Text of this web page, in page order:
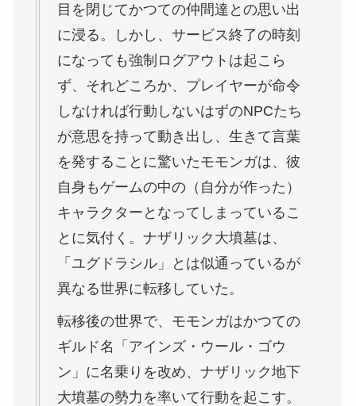
目を閉じてかつての仲間達との思い出
に浸る。しかし、サービス終了の時刻
になっても強制ログアウトは起こら
ず、それどころか、プレイヤーが命令
しなければ行動しないはずのNPCたち
が意思を持って動き出し、生きて言葉
を発することに驚いたモモンガは、彼
自身もゲームの中の（自分が作った）
キャラクターとなってしまっているこ
とに気付く。ナザリック大墳墓は、
「ユグドラシル」とは似通っているが
異なる世界に転移していた。
転移後の世界で、モモンガはかつての
ギルド名「アインズ・ウール・ゴウ
ン」に名乗りを改め、ナザリック地下
大墳墓の勢力を率いて行動を起こす。